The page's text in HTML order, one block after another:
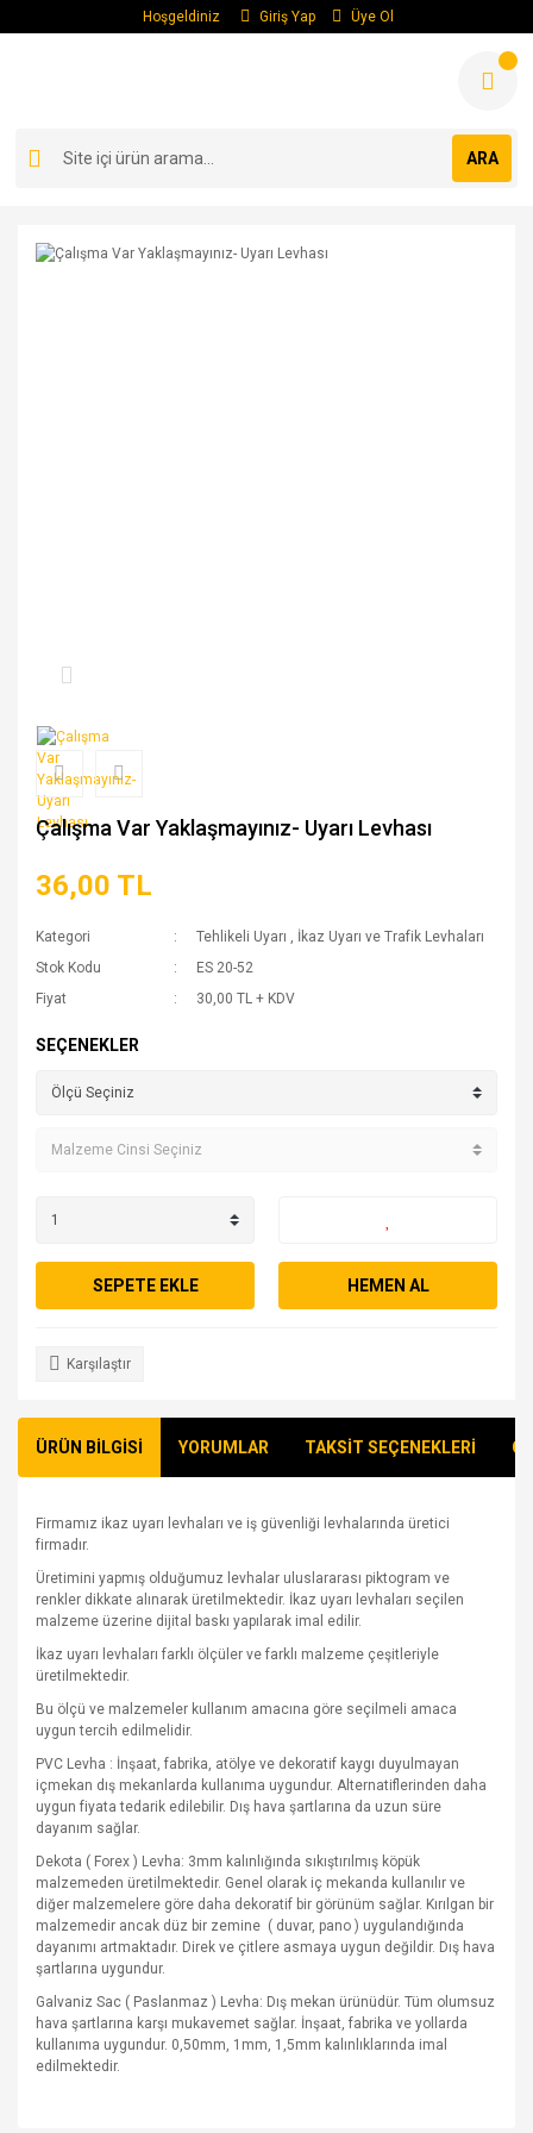
Hoşgeldiniz Giriş Yap Üye Ol
ARA
Çalışma Var Yaklaşmayınız- Uyarı Levhası
36,00 TL
Kategori Tehlikeli Uyarı , İkaz Uyarı ve Trafik Levhaları
Stok Kodu
ES 20-52
Fiyat
30,00 TL + KDV
SEÇENEKLER
SEPETE EKLE HEMEN AL
Karşılaştır
ÜRÜN BİLGİSİ YORUMLAR TAKSİT SEÇENEKLERİ
Firmamız ikaz uyarı levhaları ve iş güvenliği levhalarında üretici
firmadır.
Üretimini yapmış olduğumuz levhalar uluslararası piktogram ve
renkler dikkate alınarak üretilmektedir. İkaz uyarı levhaları seçilen
malzeme üzerine dijital baskı yapılarak imal edilir.
İkaz uyarı levhaları farklı ölçüler ve farklı malzeme çeşitleriyle
üretilmektedir.
Bu ölçü ve malzemeler kullanım amacına göre seçilmeli amaca
uygun tercih edilmelidir.
PVC Levha : İnşaat, fabrika, atölye ve dekoratif kaygı duyulmayan
içmekan dış mekanlarda kullanıma uygundur. Alternatiflerinden daha
uygun fiyata tedarik edilebilir. Dış hava şartlarına da uzun süre
dayanım sağlar.
Dekota ( Forex ) Levha: 3mm kalınlığında sıkıştırılmış köpük
malzemeden üretilmektedir. Genel olarak iç mekanda kullanılır ve
diğer malzemelere göre daha dekoratif bir görünüm sağlar. Kırılgan bir
malzemedir ancak düz bir zemine ( duvar, pano ) uygulandığında
dayanımı artmaktadır. Direk ve çitlere asmaya uygun değildir. Dış hava
şartlarına uygundur.
Galvaniz Sac ( Paslanmaz ) Levha: Dış mekan ürünüdür. Tüm olumsuz
hava şartlarına karşı mukavemet sağlar. İnşaat, fabrika ve yollarda
kullanıma uygundur. 0,50mm, 1mm, 1,5mm kalınlıklarında imal
edilmektedir.